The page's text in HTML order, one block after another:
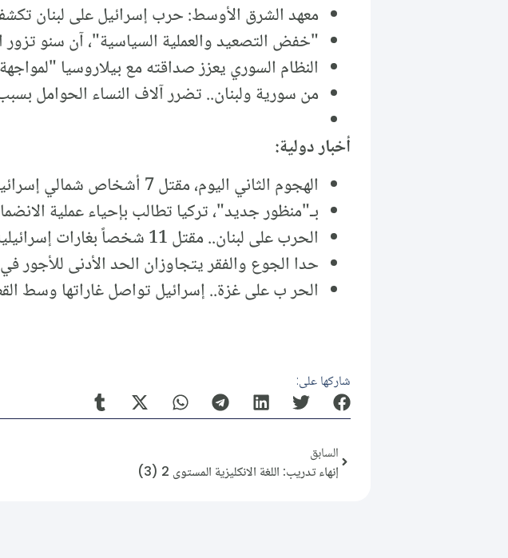
معهد الشرق الأوسط: حرب إسرائيل على لبنان
"خفض التصعيد والعملية السياسية"، آن سنو تزور
النظام السوري يعزز صداقته مع بيلاروسيا
من سورية ولبنان.. تضرر آلاف النساء الحوامل
أخبار دولية:
الهجوم الثاني اليوم، مقتل 7 أشخاص شمالي إسرائيل بهجومين صاروخيين من جنوبي لبنان.
بـ"منظور جديد"، تركيا تطالب بإحياء عملية
الحرب على لبنان.. مقتل 11 شخصاً بغارات إسرائيلية على شرقي وجنوبي البلاد.
حدا الجوع والفقر يتجاوزان الحد الأدنى للأجور
الحر ب على غزة.. إسرائيل تواصل غاراتها وسط
شاركها على:
السابق
إنهاء تدريب: اللغة الانكليزية المستوى 2 (3)